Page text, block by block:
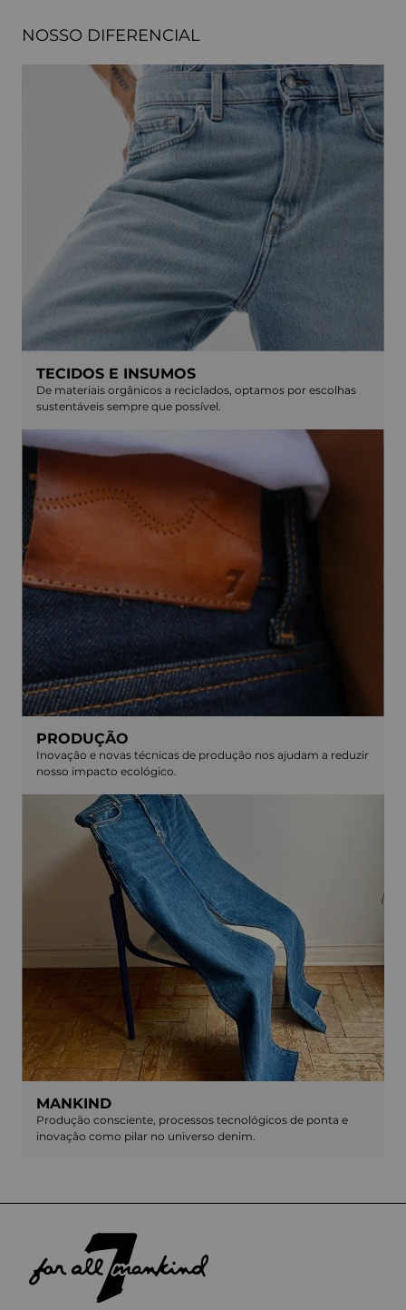
NOSSO DIFERENCIAL
TECIDOS E INSUMOS
De materiais orgânicos a reciclados, optamos por escolhas
sustentáveis sempre que possível.
PRODUÇÃO
Inovação e novas técnicas de produção nos ajudam a reduzir
nosso impacto ecológico.
MANKIND
Produção consciente, processos tecnológicos de ponta e
inovação como pilar no universo denim.